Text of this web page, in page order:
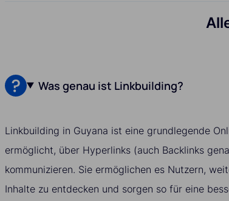
Was genau ist Linkbuilding?
Linkbuilding in Guyana ist eine grundlegende
ermöglicht, über Hyperlinks (auch Backlinks
kommunizieren. Sie ermöglichen es Nutzern,
Inhalte zu entdecken und sorgen so für eine